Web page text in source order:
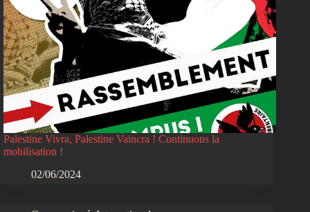
Palestine Vivra, Palestine Vaincra ! Continuons la
mobilisation !
02/06/2024